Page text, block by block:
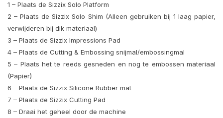
1 – Plaats de Sizzix Solo Platform
2 – Plaats de Sizzix Solo Shim (Alleen gebruiken bij 1 laag papier,
verwijderen bij dik materiaal)
3 – Plaats de Sizzix Impressions Pad
4 – Plaats de Cutting & Embossing snijmal/embossingmal
5 – Plaats het te reeds gesneden en nog te embossen materiaal
(Papier)
6 – Plaats de Sizzix Silicone Rubber mat
7 – Plaats de Sizzix Cutting Pad
8 – Draai het geheel door de machine